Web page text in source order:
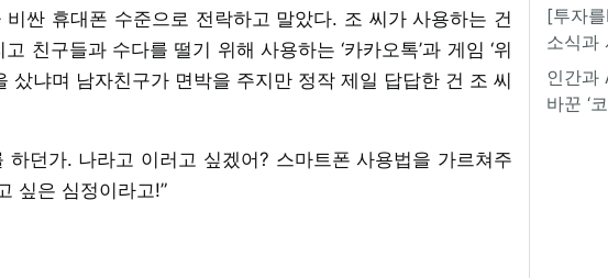
싼 휴대폰 수준으로 전락하고 말았다. 조 씨가 사용하는 건
친구들과 수다를 떨기 위해 사용하는 ‘카카오톡’과 게임 ‘위
샀냐며 남자친구가 면박을 주지만 정작 제일 답답한 건 조 씨
하던가. 나라고 이러고 싶겠어? 스마트폰 사용법을 가르쳐주
싶은 심정이라고!”
[투자
소식과
인간과
바꾼 ‘